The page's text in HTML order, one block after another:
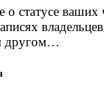
о статусе ваших
другом…